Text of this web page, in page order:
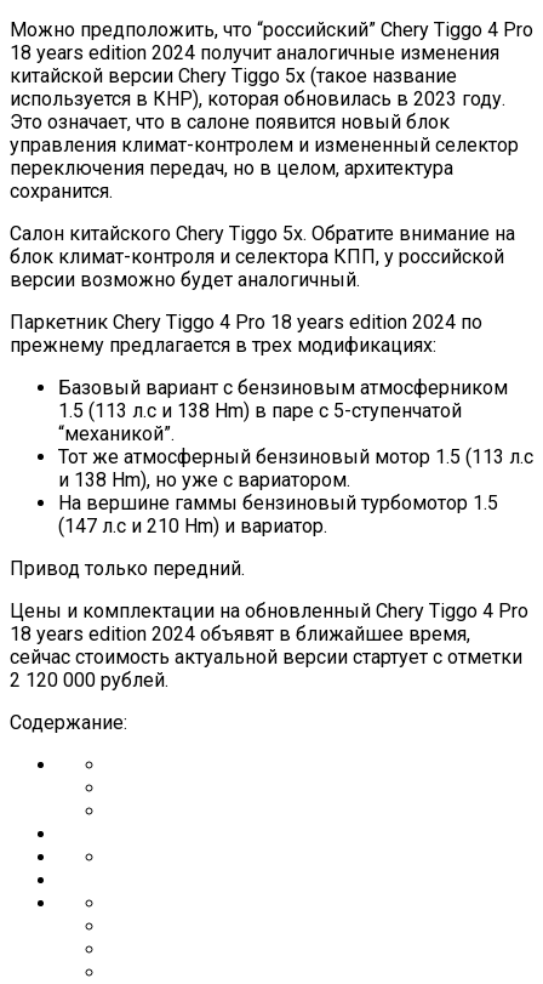
Можно предположить, что “российский” Chery Tiggo 4 Pro
18 years edition 2024 получит аналогичные изменения
китайской версии Chery Tiggo 5x (такое название
используется в КНР), которая обновилась в 2023 году.
Это означает, что в салоне появится новый блок
управления климат-контролем и измененный селектор
переключения передач, но в целом, архитектура
сохранится.
Салон китайского Chery Tiggo 5x. Обратите внимание на
блок климат-контроля и селектора КПП, у российской
версии возможно будет аналогичный.
Паркетник Chery Tiggo 4 Pro 18 years edition 2024 по
прежнему предлагается в трех модификациях:
Базовый вариант с бензиновым атмосферником
1.5 (113 л.с и 138 Hm) в паре с 5-ступенчатой
“механикой”.
Тот же атмосферный бензиновый мотор 1.5 (113 л.с
и 138 Hm), но уже с вариатором.
На вершине гаммы бензиновый турбомотор 1.5
(147 л.с и 210 Hm) и вариатор.
Привод только передний.
Цены и комплектации на обновленный Chery Tiggo 4 Pro
18 years edition 2024 объявят в ближайшее время,
сейчас стоимость актуальной версии стартует с отметки
2 120 000 рублей.
Содержание: